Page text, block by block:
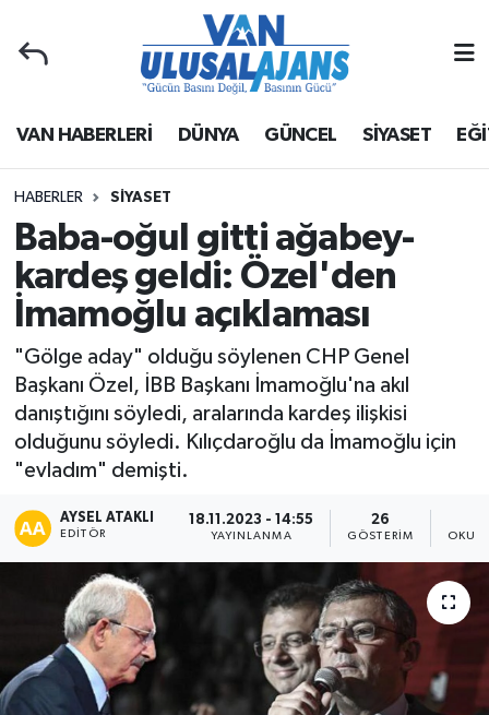
VAN HABERLERİ DÜNYA GÜNCEL SİYASET
HABERLER SİYASET
Baba-oğul gitti ağabey-
kardeş geldi: Özel'den
İmamoğlu açıklaması
"Gölge aday" olduğu söylenen CHP Genel
Başkanı Özel, İBB Başkanı İmamoğlu'na akıl
danıştığını söyledi, aralarında kardeş ilişkisi
olduğunu söyledi. Kılıçdaroğlu da İmamoğlu için
"evladım" demişti.
AYSEL ATAKLI
EDITÖR
18.11.2023 - 14:55
YAYINLANMA
26
GÖSTERIM
Van Nöbetçi Eczaneler
Van Hava Durumu
Van Namaz Vakitleri
Van Trafik Yoğunluk Haritası
Süper Lig Puan Durumu ve Fikstür
Tüm Manşetler
Son Dakika Haberleri
Haber Arşivi